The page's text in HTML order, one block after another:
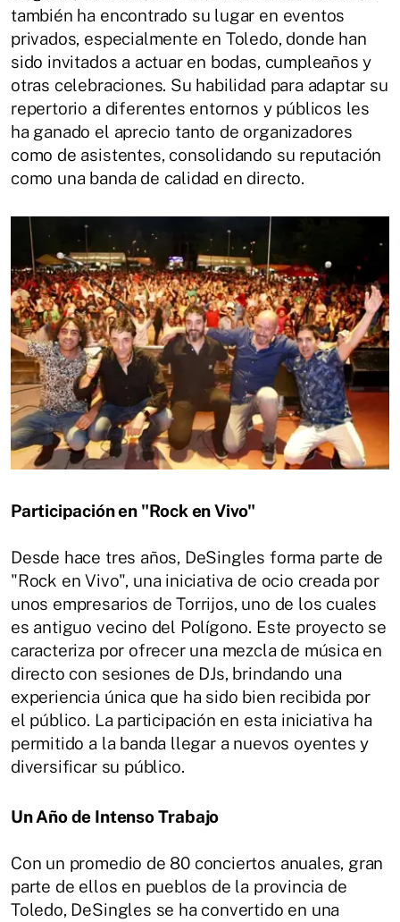
también ha encontrado su lugar en eventos
privados, especialmente en Toledo, donde han
sido invitados a actuar en bodas, cumpleaños y
otras celebraciones. Su habilidad para adaptar su
repertorio a diferentes entornos y públicos les
ha ganado el aprecio tanto de organizadores
como de asistentes, consolidando su reputación
como una banda de calidad en directo.
Participación en "Rock en Vivo"
Desde hace tres años, DeSingles forma parte de
"Rock en Vivo", una iniciativa de ocio creada por
unos empresarios de Torrijos, uno de los cuales
es antiguo vecino del Polígono. Este proyecto se
caracteriza por ofrecer una mezcla de música en
directo con sesiones de DJs, brindando una
experiencia única que ha sido bien recibida por
el público. La participación en esta iniciativa ha
permitido a la banda llegar a nuevos oyentes y
diversificar su público.
Un Año de Intenso Trabajo
Con un promedio de 80 conciertos anuales, gran
parte de ellos en pueblos de la provincia de
Toledo, DeSingles se ha convertido en una